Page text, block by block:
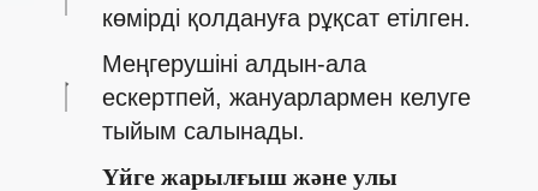
көмірді қолдануға рұқсат етілген.
Меңгерушіні алдын-ала
ескертпей, жануарлармен келуге
тыйым салынады.
Үйге жарылғыш және улы